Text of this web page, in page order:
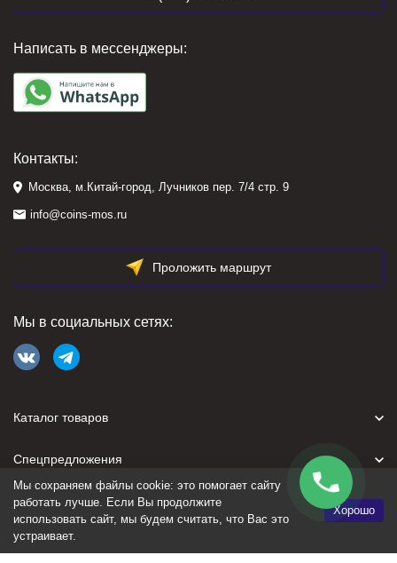
Написать в мессенджеры:
Контакты:
Москва, м.Китай-город, Лучников пер. 7/4 стр. 9
info@coins-mos.ru
Проложить маршрут
Мы в социальных сетях:
Каталог товаров
Спецпредложения
Для покупателя
Политика персональных данных
Мы сохраняем файлы cookie: это помогает сайту
работать лучше. Если Вы продолжите
использовать сайт, мы будем считать, что Вас это
устраивает.
Хорошо